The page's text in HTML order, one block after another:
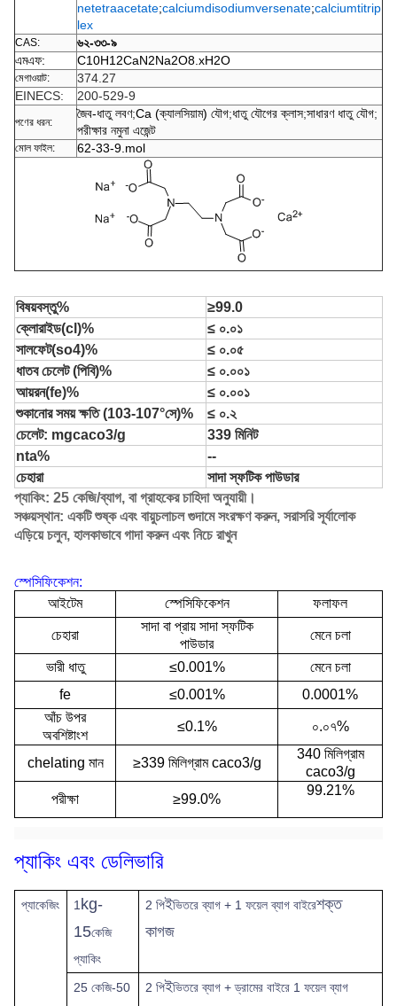
netetraacetate;calciumdisodiumversenate;calciumtitrip
lex
CAS:
৬২-৩৩-৯
এমএফ:
C10H12CaN2Na2O8.xH2O
মেগাওয়াট:
374.27
EINECS:
200-529-9
পণের ধরন:
জৈব-ধাতু লবণ;Ca (ক্যালসিয়াম) যৌগ;ধাতু যৌগের ক্লাস;সাধারণ ধাতু যৌগ;
পরীক্ষার নমুনা এজেন্ট
মোল ফাইল: 62-33-9.mol
বিষয়বস্তু%
≥99.0
ক্লোরাইড(cl)%
≤ ০.০১
সালফেট(so4)%
≤ ০.০৫
ধাতব চেলেট (পিবি)%
≤ ০.০০১
আয়রন(fe)%
≤ ০.০০১
শুকানোর সময় ক্ষতি (103-107°সে)%
≤ ০.২
চেলেট: mgcaco3/g
339 মিনিট
nta%
--
চেহারা
সাদা স্ফটিক পাউডার
প্যাকিং: 25 কেজি/ব্যাগ, বা গ্রাহকের চাহিদা অনুযায়ী।
সঞ্চয়স্থান: একটি শুষ্ক এবং বায়ুচলাচল গুদামে সংরক্ষণ করুন, সরাসরি সূর্যালোক
এড়িয়ে চলুন, হালকাভাবে গাদা করুন এবং নিচে রাখুন
স্পেসিফিকেশন:
আইটেম
স্পেসিফিকেশন ফলাফল
চেহারা
সাদা বা প্রায় সাদা স্ফটিক
পাউডার
মেনে চলা
ভারী ধাতু ≤0.001%
মেনে চলা
fe
≤0.001%
0.0001%
আঁচ উপর
অবশিষ্টাংশ
≤0.1% ০.০৭%
chelating মান ≥339 মিলিগ্রাম caco3/g
340 মিলিগ্রাম
caco3/g
পরীক্ষা
≥99.0%
99.21%
প্যাকিং এবং ডেলিভারি
প্যাকেজিং 1 kg-
15কেজি
প্যাকিং
2 পিইভিতরে ব্যাগ + 1 ফয়েল ব্যাগ বাইরেশক্ত
কাগজ
25 কেজি-50
2 পিইভিতরে ব্যাগ + ড্রামের বাইরে 1 ফয়েল ব্যাগ